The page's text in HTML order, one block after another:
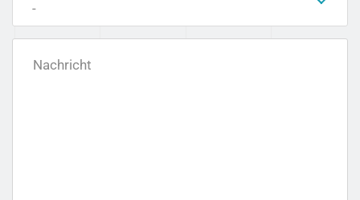
-
Nachricht